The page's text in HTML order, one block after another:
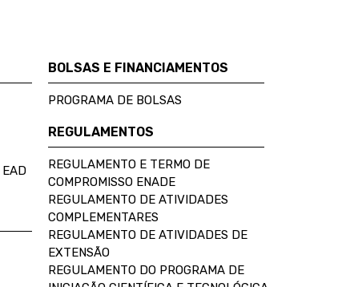
EAD
BOLSAS E FINANCIAMENTOS
PROGRAMA DE BOLSAS
REGULAMENTOS
REGULAMENTO E TERMO DE
COMPROMISSO ENADE
REGULAMENTO DE ATIVIDADES
COMPLEMENTARES
REGULAMENTO DE ATIVIDADES DE
EXTENSÃO
REGULAMENTO DO PROGRAMA DE